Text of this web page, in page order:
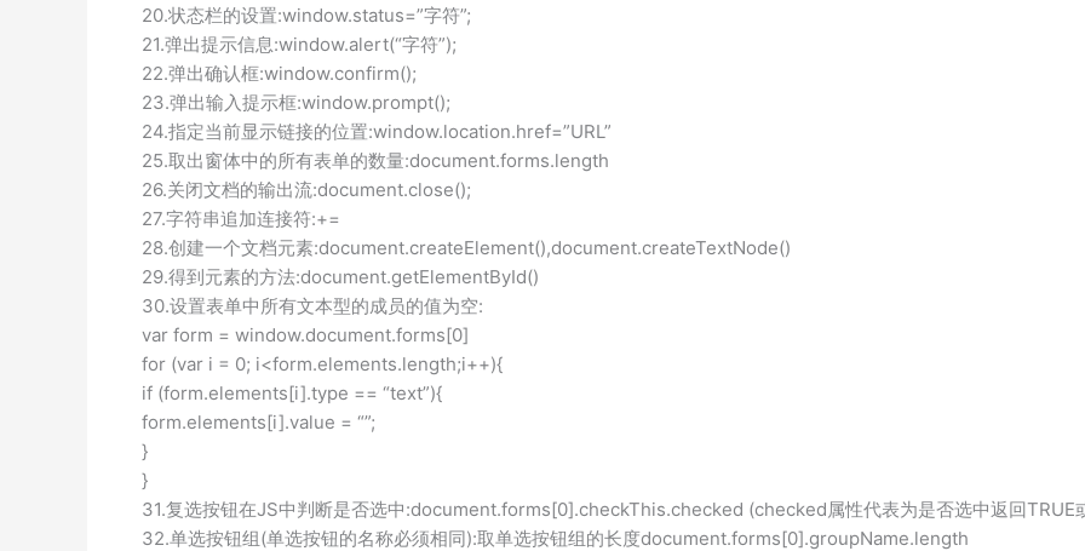
20.状态栏的设置:window.status=”字符”;
21.弹出提示信息:window.alert(“字符”);
22.弹出确认框:window.confirm();
23.弹出输入提示框:window.prompt();
24.指定当前显示链接的位置:window.location.href=”URL”
25.取出窗体中的所有表单的数量:document.forms.length
26.关闭文档的输出流:document.close();
27.字符串追加连接符:+=
28.创建一个文档元素:document.createElement(),document.createTextNode()
29.得到元素的方法:document.getElementById()
30.设置表单中所有文本型的成员的值为空:
var form = window.document.forms[0]
for (var i = 0; i<form.elements.length;i++){
if (form.elements[i].type == “text”){
form.elements[i].value = “”;
}
}
31.复选按钮在JS中判断是否选中:document.forms[0].checkThis.checked (checked属性代表为是否选中返回TRUE
32.单选按钮组(单选按钮的名称必须相同):取单选按钮组的长度document.forms[0].groupName.length